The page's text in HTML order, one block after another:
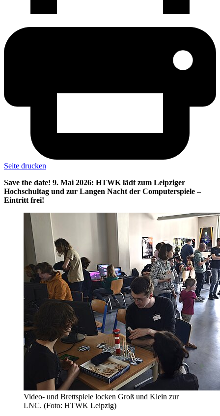
Seite drucken
Save the date! 9. Mai 2026: HTWK lädt zum Leipziger
Hochschultag und zur Langen Nacht der Computerspiele –
Eintritt frei!
Video- und Brettspiele locken Groß und Klein zur
LNC. (Foto: HTWK Leipzig)